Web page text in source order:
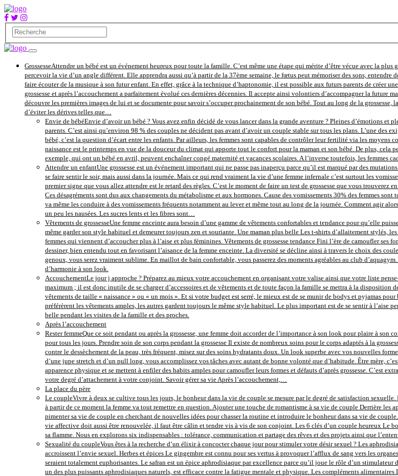
GrossesseAttendre un bébé est un événement heureux pour toute la famille. C’est même une étape qui mérite d’être vécue avec la
percevoir la vie d’un angle différent. Elle apprendra aussi qu’à partir de la 37ème semaine, le fœtus peut mémoriser des sons,
faire écouter de la musique à son futur enfant. En effet, grâce à la technique d’haptonomie, il est possible aux futurs parents de créer
grossesse et après l’accouchement a parfaitement évolué ces dernières décennies. Il accepte ainsi volontiers d’accompagner la future
découvre les premières images de lui et se documente pour savoir s’occuper prochainement de son bébé. Tout au long de la
d’éviter les dérives telles que…
Envie de bébéEnvie d’avoir un bébé ? Vous avez enfin décidé de vous lancer dans la grande aventure ? Pleines d’émotions
parents. C’est ainsi qu’environ 98 % des couples ne décident pas avant d’avoir un couple stable sur tous les plans. L’une des
bébé, c’est la question d’écart entre les enfants. Par ailleurs, les femmes sont capables de contrôler leur fertilité via les
naissance est le printemps en vue de la douceur du climat qui apporte tout le confort pour la maman et son bébé. De plus,
exemple, qui ont un bébé en avril, peuvent enchaîner congé maternité et vacances scolaires. A l’inverse toutefois, les femmes
Attendre un enfantUne grossesse est un événement important qui ne passe pas inaperçu parce qu’il est marqué par des
se faire sentir le soir, mais aussi dans la journée. Mais ce qui rend vraiment la vie d’une femme infernale c’est surtout les
premier signe que vous allez attendre est le retard des règles. C’est le moment de faire un test de grossesse que vous trouverez
Ces désagréments sont dus aux changements du métabolisme et aux hormones. Cause des vomissements 30% des femmes
va même les conduire à des vomissements fréquents notamment au lever et même tout au long de la journée. Comment agir
un peu les nausées. Les sucres lents et les fibres sont…
Vêtements de grossesseUne femme enceinte aura besoin d’une gamme de vêtements confortables et tendance pour qu’elle
même garder son style habituel et demeurer toujours zen et souriante. Une maman plus belle Les t-shirts d’allaitement stylés,
femmes qui viennent d’accoucher plus à l’aise et plus féminines. Vêtements de grossesse tendance Fini l’ère de camoufler ses
dessiner, bien entendu tout en favorisant l’aisance de la femme enceinte. La diversité se décline ainsi à travers le choix des
genoux, vous serez vraiment sublime. En maillot de bain confortable, vous passerez des moments agréables au club
d’harmonie à son look.
AccouchementLe jour j approche ? Préparez au mieux votre accouchement en organisant votre valise ainsi que votre liste
maximum ; il est donc inutile de se charger d’accessoires et de vêtements et de toute façon la famille se mettra à la disposition
vêtements de taille « naissance » ou « un mois ». Et si votre budget est serré, le mieux est de se munir de bodys et pyjamas
préférèrent les vêtements amples, les autres gardent toujours le même style habituel. Le plus important est de se sentir à l’aise
belle pendant les visites de la famille et des proches.
Après l’accouchement
Rester femmeQue ce soit pendant ou après la grossesse, une femme doit accorder de l’importance à son look pour plaire à
pour tous les jours. Prendre soin de son corps pendant la grossesse Il existe de nombreux soins pour le corps adaptés à la
contre le dessèchement de la peau, très fréquent, misez sur des soins hydratants doux. Un look superbe avec vos nouvelles
d’une jupe stretch et d’un pull long, vous accomplissez vos tâches avec autant de bonne volonté que d’habitude. Être mère,
apparence physique et se mettent à enfiler des habits amples pour camoufler leurs formes et défauts d’après grossesse. C’est
votre degré d’attachement à votre conjoint. Savoir gérer sa vie Après l’accouchement,…
La place du père
Le coupleVivre à deux se cultive tous les jours, le bonheur dans la vie de couple se mesure par le degré de satisfaction
à partir de ce moment la femme va tout remettre en question. Ajouter une touche de romantisme à sa vie de couple Derrière
pimenter sa vie de couple en cherchant de nouvelles idées pour chasser la routine et introduire le bonheur dans sa vie de
vie affective doit aussi être renouvelée, il faut être câlin et tendre vis à vis de son conjoint. Les 6 clés d’un couple heureux Le
sa flamme. Nous en explorons six indispensables : tolérance, communication et partage des rêves et des projets ainsi que
Sexualité du coupleVous êtes à la recherche d’un élixir à concocter chaque jour pour stimuler votre désir sexuel ? Les
accroissent l’envie sexuel. Herbes et épices Le gingembre est connu pour ses vertus à provoquer l’afflux de sang vers les
seraient totalement euphorisantes. Le safran est un épice aphrodisiaque par excellence parce qu’il joue le rôle d’un
un des plus puissants aphrodisiaques naturels, est efficace contre la fatigue mentale et physique. Les compléments